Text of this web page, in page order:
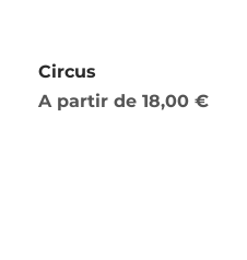
Circus
A partir de 18,00 €
Preço promocional